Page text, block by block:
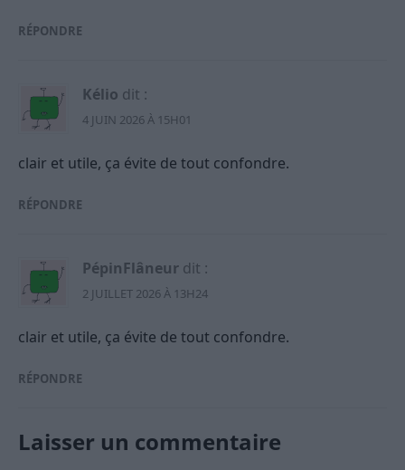
RÉPONDRE
Kélio dit :
4 JUIN 2026 À 15H01
clair et utile, ça évite de tout confondre.
RÉPONDRE
PépinFlâneur dit :
2 JUILLET 2026 À 13H24
clair et utile, ça évite de tout confondre.
RÉPONDRE
Laisser un commentaire